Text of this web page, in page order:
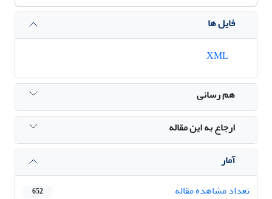
فایل ها
هم رسانی
ارجاع به این مقاله
آمار
تعداد مشاهده مقاله
652